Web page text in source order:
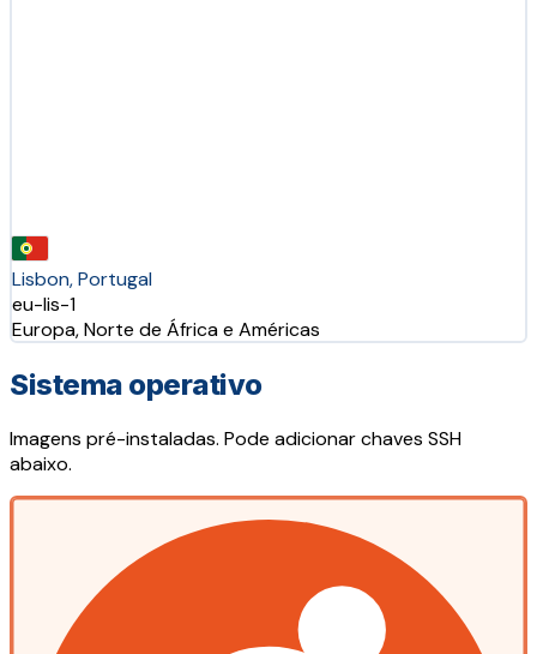
Lisbon, Portugal
eu-lis-1
Europa, Norte de África e Américas
Sistema operativo
Imagens pré-instaladas. Pode adicionar chaves SSH
abaixo.